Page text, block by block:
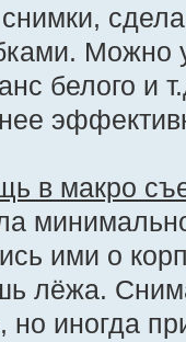
Можно
белого и
в макро
ими о
лёжа.
но иногда